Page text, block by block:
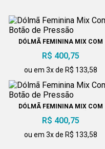
DÓLMÃ FEMININA MIX COM
R$ 400,75
ou em 3x de R$ 133,58
DÓLMÃ FEMININA MIX COM
R$ 400,75
ou em 3x de R$ 133,58